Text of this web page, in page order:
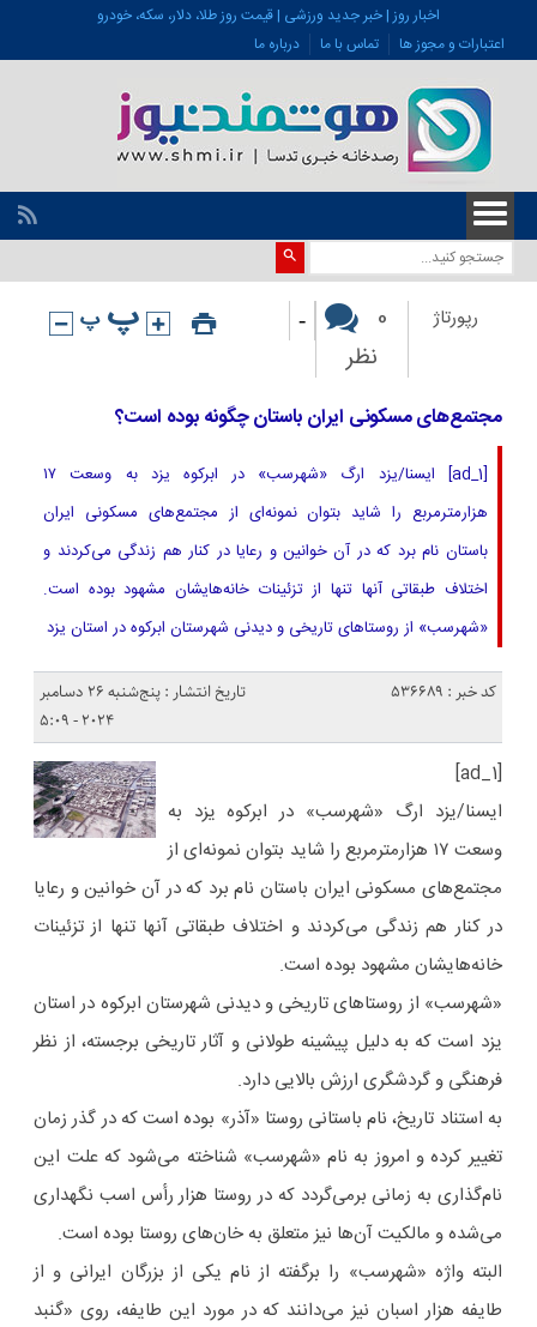
اخبار روز | خبر جدید ورزشی | قیمت روز طلا، دلار، سکه، خودرو
اعتبارات و مجوز ها
تماس با ما درباره ما
رپورتاژ
0
نظر
-
مجتمع‌های مسکونی ایران باستان چگونه بوده است؟
[ad_1] ایسنا/یزد ارگ «شهرسب» در ابرکوه یزد به وسعت ۱۷
هزارمترمربع را شاید بتوان نمونه‌ای از مجتمع‌های مسکونی ایران
باستان نام برد که در آن خوانین و رعایا در کنار هم زندگی می‌کردند و
اختلاف طبقاتی آنها تنها از تزئینات خانه‌هایشان مشهود بوده است.
«شهرسب» از روستاهای تاریخی و دیدنی شهرستان ابرکوه در استان یزد
کد خبر : 536689
تاریخ انتشار : پنج‌شنبه 26 دسامبر
2024 - 5:09
[ad_1]
ایسنا/یزد ارگ «شهرسب» در ابرکوه یزد به
وسعت ۱۷ هزارمترمربع را شاید بتوان نمونه‌ای از
مجتمع‌های مسکونی ایران باستان نام برد که در آن خوانین و رعایا
در کنار هم زندگی می‌کردند و اختلاف طبقاتی آنها تنها از تزئینات
خانه‌هایشان مشهود بوده است.
«شهرسب» از روستاهای تاریخی و دیدنی شهرستان ابرکوه در استان
یزد است که به دلیل پیشینه طولانی و آثار تاریخی برجسته، از نظر
فرهنگی و گردشگری ارزش بالایی دارد.
به استناد تاریخ، نام باستانی روستا «آذر» بوده است که در گذر زمان
تغییر کرده و امروز به نام «شهرسب» شناخته می‌شود که علت این
نام‌گذاری به زمانی برمی‌گردد که در روستا هزار رأس اسب نگهداری
می‌شده و مالکیت آن‌ها نیز متعلق به خان‌های روستا بوده است.
البته واژه «شهرسب» را برگفته از نام یکی از بزرگان ایرانی و از
طایفه هزار اسبان نیز می‌دانند که در مورد این طایفه، روی «گنبد